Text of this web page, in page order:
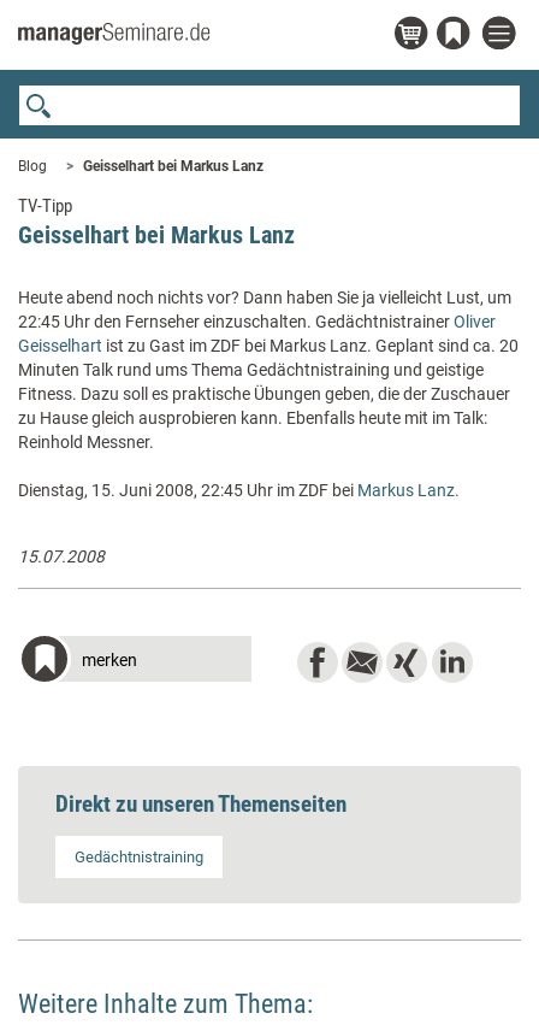
Blog Geisselhart bei Markus Lanz
TV-Tipp
Geisselhart bei Markus Lanz
Heute abend noch nichts vor? Dann haben Sie ja vielleicht Lust, um
22:45 Uhr den Fernseher einzuschalten. GedächtnistrainerOliver
Geisselhart ist zu Gast im ZDF bei Markus Lanz. Geplant sind ca. 20
Minuten Talk rund ums Thema Gedächtnistraining und geistige
Fitness. Dazu soll es praktische Übungen geben, die der Zuschauer
zu Hause gleich ausprobieren kann. Ebenfalls heute mit im Talk:
Reinhold Messner.
Dienstag, 15. Juni 2008, 22:45 Uhr im ZDF bei Markus Lanz.
15.07.2008
merken
Direkt zu unseren Themenseiten
Gedächtnistraining
Weitere Inhalte zum Thema: